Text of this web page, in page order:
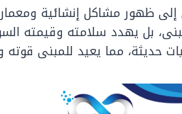
ظهور مشاكل إنشائية
بل يهدد سلامته وقيمته
حديثة، مما يعيد للمبنى قوته